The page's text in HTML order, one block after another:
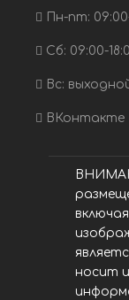
Пн-пт:
Сб: 09:00-
Вс:
ВКонтакте
носит